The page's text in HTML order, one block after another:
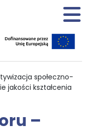
społeczno-
jakości kształcenia
–